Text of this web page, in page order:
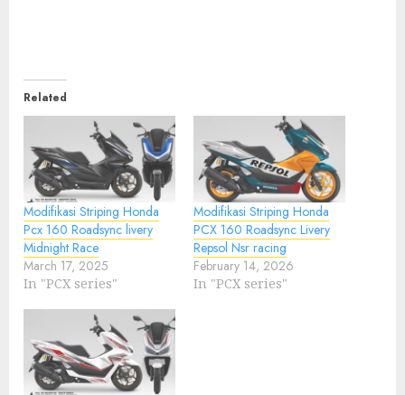
Related
Modifikasi Striping Honda
Pcx 160 Roadsync livery
Midnight Race
March 17, 2025
In "PCX series"
Modifikasi Striping Honda
PCX 160 Roadsync Livery
Repsol Nsr racing
February 14, 2026
In "PCX series"